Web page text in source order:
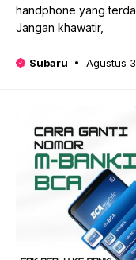
handphone yang
Jangan khawatir,
Subaru Agustus